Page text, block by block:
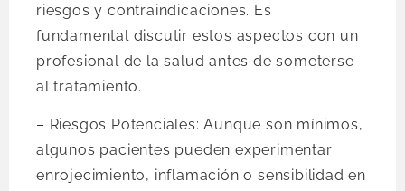
riesgos y contraindicaciones. Es
fundamental discutir estos aspectos con un
profesional de la salud antes de someterse
al tratamiento.
– Riesgos Potenciales: Aunque son mínimos,
algunos pacientes pueden experimentar
enrojecimiento, inflamación o sensibilidad en